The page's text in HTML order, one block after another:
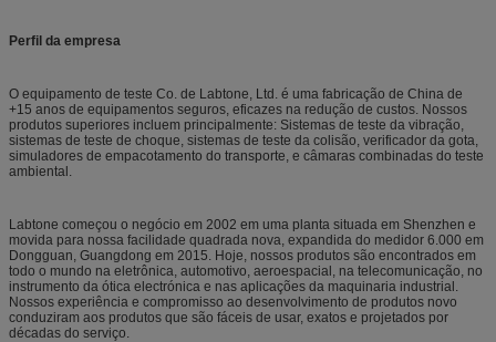
Perfil da empresa
O equipamento de teste Co. de Labtone, Ltd. é uma fabricação de China de
+15 anos de equipamentos seguros, eficazes na redução de custos. Nossos
produtos superiores incluem principalmente: Sistemas de teste da vibração,
sistemas de teste de choque, sistemas de teste da colisão, verificador da gota,
simuladores de empacotamento do transporte, e câmaras combinadas do teste
ambiental.
Labtone começou o negócio em 2002 em uma planta situada em Shenzhen e
movida para nossa facilidade quadrada nova, expandida do medidor 6.000 em
Dongguan, Guangdong em 2015. Hoje, nossos produtos são encontrados em
todo o mundo na eletrônica, automotivo, aeroespacial, na telecomunicação, no
instrumento da ótica electrónica e nas aplicações da maquinaria industrial.
Nossos experiência e compromisso ao desenvolvimento de produtos novo
conduziram aos produtos que são fáceis de usar, exatos e projetados por
décadas do serviço.